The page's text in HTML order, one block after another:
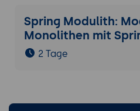
Spring Modulith:
Monolithen mit
2 Tage